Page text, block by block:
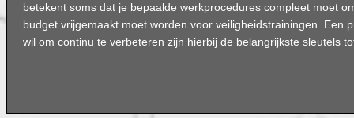
betekent soms dat je bepaalde werkprocedures compleet moet
budget vrijgemaakt moet worden voor veiligheidstrainingen. Een
wil om continu te verbeteren zijn hierbij de belangrijkste sleutels